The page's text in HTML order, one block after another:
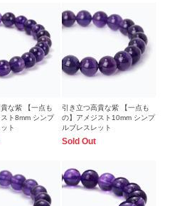
な紫 【一点も
ト8mm シンプ
ト
引き立つ高貴な紫 【一点も
の】アメジスト10mm シンプ
ルブレスレット
Sold Out